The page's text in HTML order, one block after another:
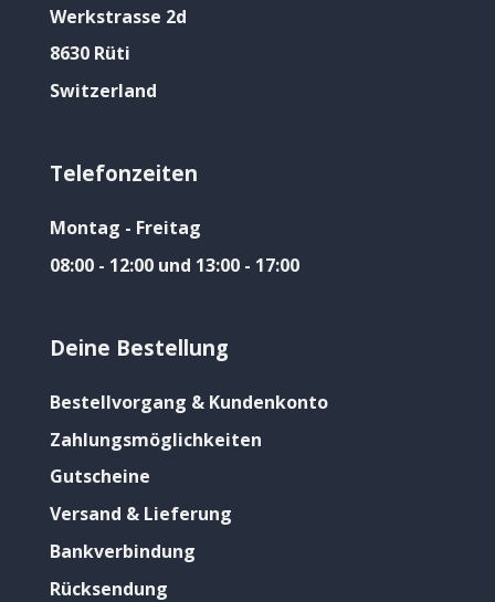
Werkstrasse 2d
8630 Rüti
Switzerland
Telefonzeiten
Montag - Freitag
08:00 - 12:00 und 13:00 - 17:00
Deine Bestellung
Bestellvorgang & Kundenkonto
Zahlungsmöglichkeiten
Gutscheine
Versand & Lieferung
Bankverbindung
Rücksendung